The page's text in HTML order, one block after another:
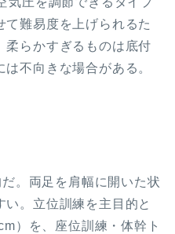
て難易度を上げられるた
柔らかすぎるものは底付
不向きな場合がある。
。両足を肩幅に開いた状
。立位訓練を主目的と
）を、座位訓練・体幹ト